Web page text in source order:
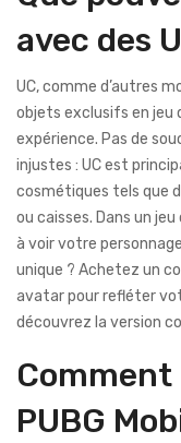
avec des
UC, comme d’autres
objets exclusifs en jeu
expérience. Pas de
injustes : UC est
cosmétiques tels que
ou caisses. Dans un
à voir votre
unique ? Achetez un
avatar pour refléter
découvrez la version
PUBG